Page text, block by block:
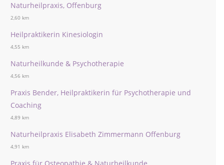
Naturheilpraxis, Offenburg
2,60 km
Heilpraktikerin Kinesiologin
4,55 km
Naturheilkunde & Psychotherapie
4,56 km
Praxis Bender, Heilpraktikerin für Psychotherapie und
Coaching
4,89 km
Naturheilpraxis Elisabeth Zimmermann Offenburg
4,91 km